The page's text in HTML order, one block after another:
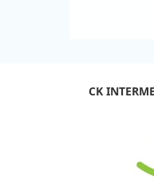
CK